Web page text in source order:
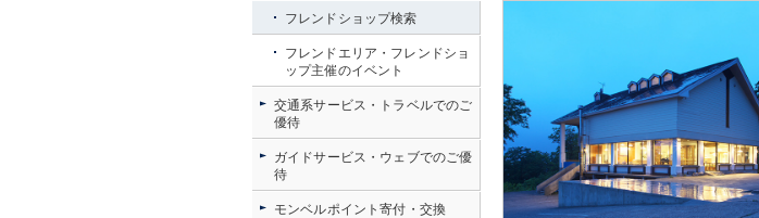
フレンドショップ検索
フレンドエリア・フレンドショ
ップ主催のイベント
交通系サービス・トラベルでのご
優待
ガイドサービス・ウェブでのご優
待
モンベルポイント寄付・交換